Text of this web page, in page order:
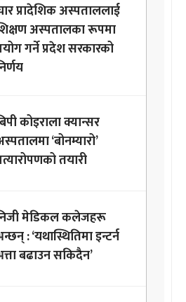
प्रादेशिक अस्पताललाई
अस्पतालका रूपमा
गर्ने प्रदेश सरकारको
कोइराला क्यान्सर
‘बोनम्यारो’
तयारी
मेडिकल कलेजहरू
: ‘यथास्थितिमा इन्टर्न
बढाउन सकिदैन’